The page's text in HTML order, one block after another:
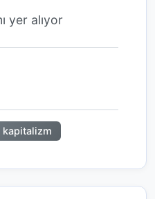
yer alıyor
kapitalizm